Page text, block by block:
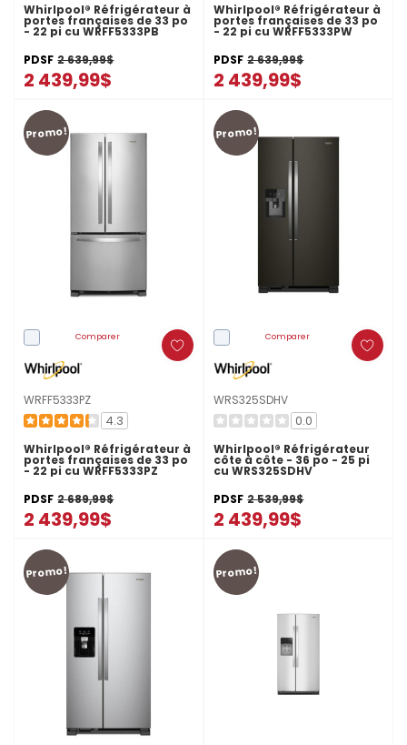
Whirlpool® Réfrigérateur à
portes françaises de 33 po
- 22 pi cu WRFF5333PB
PDSF 2 639,99$
2 439,99$
Whirlpool® Réfrigérateur à
portes françaises de 33 po
- 22 pi cu WRFF5333PW
PDSF 2 639,99$
2 439,99$
Promo!
Comparer
WRFF5333PZ
4.3
Whirlpool® Réfrigérateur à
portes françaises de 33 po
- 22 pi cu WRFF5333PZ
PDSF 2 689,99$
2 439,99$
Promo!
Comparer
WRS325SDHV
0.0
Whirlpool® Réfrigérateur
côte à côte - 36 po - 25 pi
cu WRS325SDHV
PDSF 2 539,99$
2 439,99$
Promo! Promo!